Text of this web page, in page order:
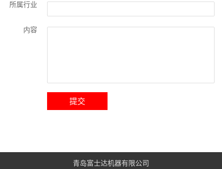
所属行业
内容
提交
青岛富士达机器有限公司